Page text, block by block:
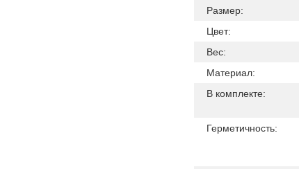
Размер:
Цвет:
Вес:
Материал:
В комплекте:
Герметичность: